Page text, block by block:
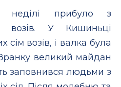
неділі прибуло з
возів. У Кишиньці
возів, і валка була
великий майдан
заповнився людьми з